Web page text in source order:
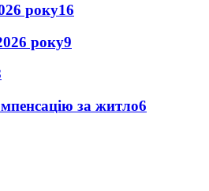
року16
року9
за житло6